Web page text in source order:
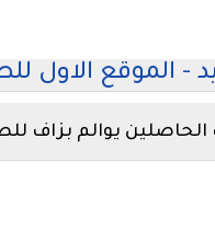
- الموقع الاول
الحاصلين يوالم بزاف